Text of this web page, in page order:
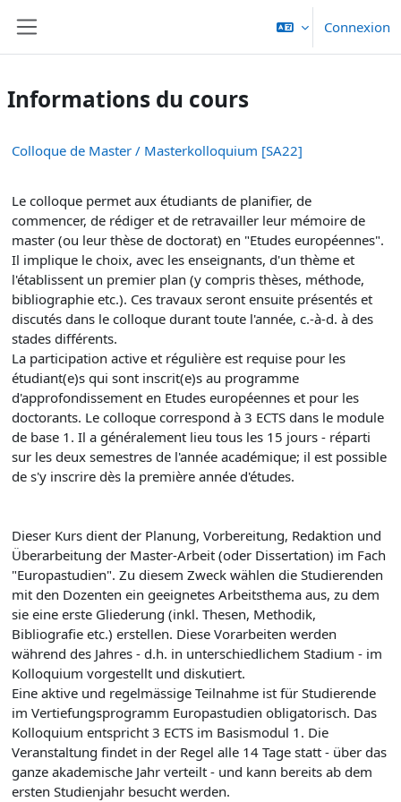
Connexion
Informations du cours
Colloque de Master / Masterkolloquium [SA22]
Le colloque permet aux étudiants de planifier, de
commencer, de rédiger et de retravailler leur mémoire de
master (ou leur thèse de doctorat) en "Etudes européennes".
Il implique le choix, avec les enseignants, d'un thème et
l'établissent un premier plan (y compris thèses, méthode,
bibliographie etc.). Ces travaux seront ensuite présentés et
discutés dans le colloque durant toute l'année, c.-à-d. à des
stades différents.
La participation active et régulière est requise pour les
étudiant(e)s qui sont inscrit(e)s au programme
d'approfondissement en Etudes européennes et pour les
doctorants. Le colloque correspond à 3 ECTS dans le module
de base 1. Il a généralement lieu tous les 15 jours - réparti
sur les deux semestres de l'année académique; il est possible
de s'y inscrire dès la première année d'études.
Dieser Kurs dient der Planung, Vorbereitung, Redaktion und
Überarbeitung der Master-Arbeit (oder Dissertation) im Fach
"Europastudien". Zu diesem Zweck wählen die Studierenden
mit den Dozenten ein geeignetes Arbeitsthema aus, zu dem
sie eine erste Gliederung (inkl. Thesen, Methodik,
Bibliografie etc.) erstellen. Diese Vorarbeiten werden
während des Jahres - d.h. in unterschiedlichem Stadium - im
Kolloquium vorgestellt und diskutiert.
Eine aktive und regelmässige Teilnahme ist für Studierende
im Vertiefungsprogramm Europastudien obligatorisch. Das
Kolloquium entspricht 3 ECTS im Basismodul 1. Die
Veranstaltung findet in der Regel alle 14 Tage statt - über das
ganze akademische Jahr verteilt - und kann bereits ab dem
ersten Studienjahr besucht werden.